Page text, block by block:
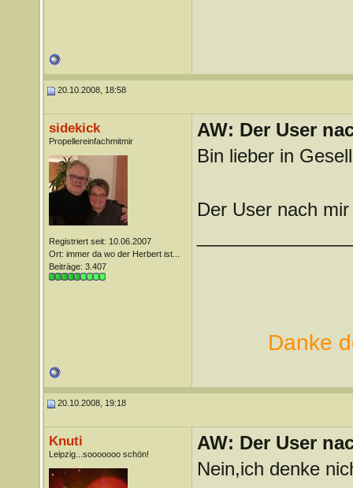
20.10.2008, 18:58
sidekick
Propellereinfachmitmir
Registriert seit: 10.06.2007
Ort: immer da wo der Herbert ist...
Beiträge: 3.407
AW: Der User
Bin lieber in
Der User nach
Danke
20.10.2008, 19:18
Knuti
Leipzig...sooooooo schön!
AW: Der User
Nein,ich denke